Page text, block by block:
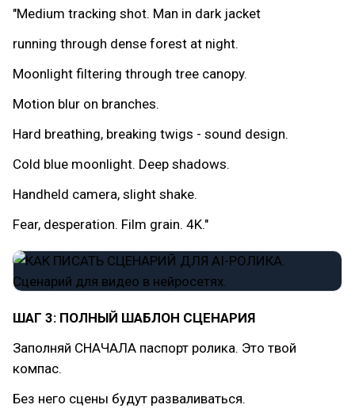
"Medium tracking shot. Man in dark jacket
running through dense forest at night.
Moonlight filtering through tree canopy.
Motion blur on branches.
Hard breathing, breaking twigs - sound design.
Cold blue moonlight. Deep shadows.
Handheld camera, slight shake.
Fear, desperation. Film grain. 4K."
ШАГ 3: ПОЛНЫЙ ШАБЛОН СЦЕНАРИЯ
Заполняй СНАЧАЛА паспорт ролика. Это твой
компас.
Без него сцены будут разваливаться.